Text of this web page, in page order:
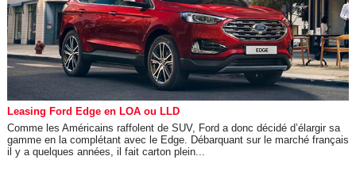
Leasing Ford Edge en LOA ou LLD
Comme les Américains raffolent de SUV, Ford a donc décidé d’élargir sa
gamme en la complétant avec le Edge. Débarquant sur le marché français
il y a quelques années, il fait carton plein...